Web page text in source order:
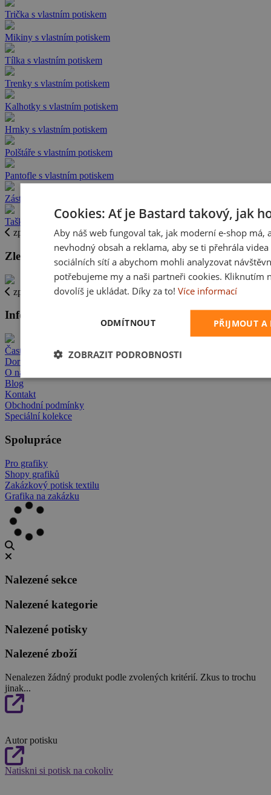
Trička s vlastním potiskem
Mikiny s vlastním potiskem
Tílka s vlastním potiskem
Trenky s vlastním potiskem
Kalhotky s vlastním potiskem
Hrnky s vlastním potiskem
Polštáře s vlastním potiskem
Pantofle s vlastním potiskem
Zástěry s vlastním potiskem
Tašky s vlastním potiskem
zpět
Zlevněné zboží
zpět
Informace
Časté dotazy
Doručení
O nás
Blog
Kontakt
Obchodní podmínky
Speciální kolekce
Spolupráce
Pro grafiky
Shopy grafiků
Zakázkový potisk textilu
Grafika na zakázku
Nalezené sekce
Nalezené kategorie
Nalezené potisky
Nalezené zboží
Nenalezen žádný produkt podle zvolených kritérií. Zkus to trochu
jinak...
Autor potisku
Natiskni si potisk na cokoliv
Cookies: Ať je Bastard takový, jak
Aby náš web fungoval tak, jak moderní e-shop má,
nevhodný obsah a reklama, aby se ti přehrála
sociálních sítí a abychom mohli analyzovat
potřebujeme my a naši partneři cookies. Kliknutím
dovolíš je ukládat. Díky za to! Více informací
PŘIJMOUT A
ODMÍTNOUT
ZOBRAZIT PODROBNOSTI